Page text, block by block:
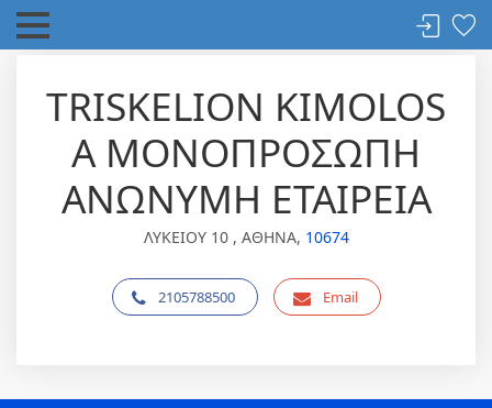
TRISKELION KIMOLOS
A ΜΟΝΟΠΡΟΣΩΠΗ
ΑΝΩΝΥΜΗ ΕΤΑΙΡΕΙΑ
ΛΥΚΕΙΟΥ 10 , ΑΘΗΝΑ, 10674
2105788500 Email